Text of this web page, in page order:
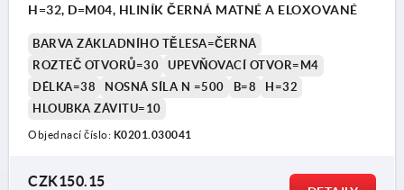
H=32, D=M04, HLINÍK ČERNÁ MATNÉ A ELOXOVANÉ
BARVA ZÁKLADNÍHO TĚLESA=ČERNÁ
ROZTEČ OTVORŮ=30
UPEVŇOVACÍ OTVOR=M4
DÉLKA=38
NOSNÁ SÍLA N =500 B=8
H=32
HLOUBKA ZÁVITU=10
Objednací číslo: K0201.030041
CZK150.15